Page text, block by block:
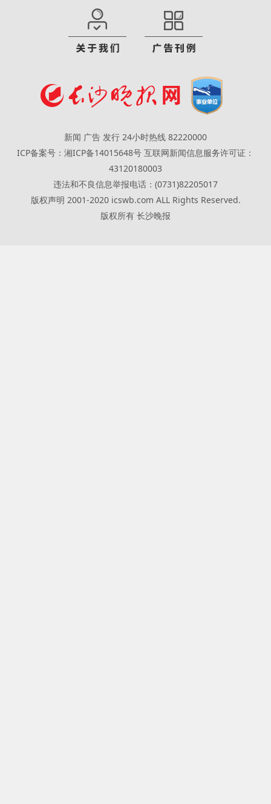
新闻 广告 发行 24小时热线 82220000
ICP备案号：湘ICP备14015648号 互联网新闻信息服务许可证：
43120180003
违法和不良信息举报电话：(0731)82205017
版权声明 2001-2020 icswb.com ALL Rights Reserved.
版权所有 长沙晚报